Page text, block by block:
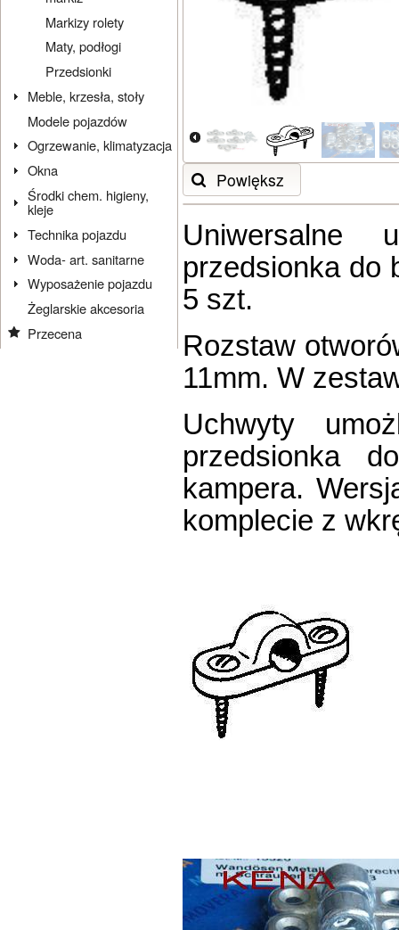
Markizy rolety
Maty, podłogi
Przedsionki
Meble, krzesła, stoły
Modele pojazdów
Ogrzewanie, klimatyzacja
Okna
Środki chem. higieny,
kleje
Technika pojazdu
Woda- art. sanitarne
Wyposażenie pojazdu
Żeglarskie akcesoria
Przecena
Powiększ
Uniwersalne
przedsionka do
5 szt.
Rozstaw
11mm. W
Uchwyty
przedsionka
kampera.
komplecie z